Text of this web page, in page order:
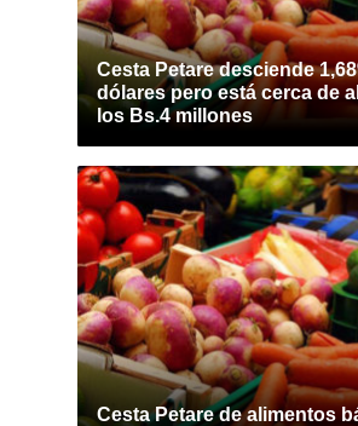
Cesta Petare desciende
dólares pero está cerca de
los Bs.4 millones
Cesta Petare de alimentos